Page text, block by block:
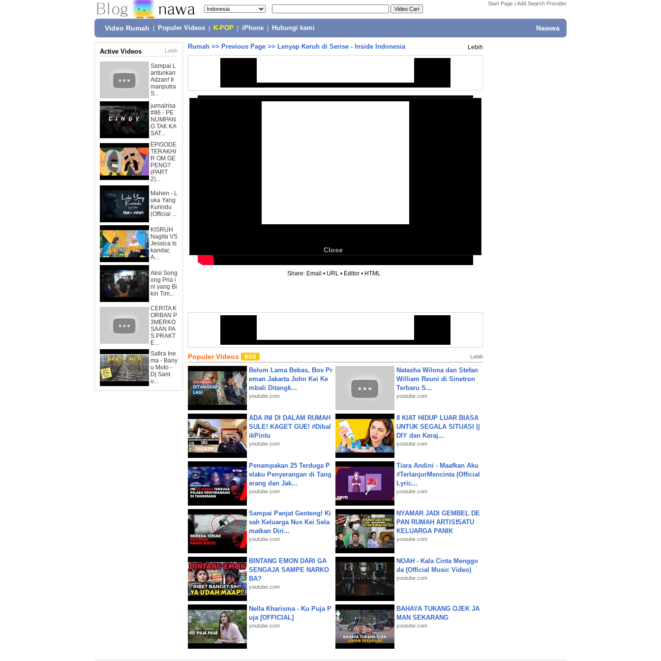
Start Page | Add Search Provider
Video Rumah Populer Videos K-POP iPhone Hubungi kami Nawwa
Active Videos Lebih
Sampai L
antunkan
Adzan! Ir
manputra
S...
jurnalrisa
#86 - PE
NUMPAN
G TAK KA
SAT...
EPISODE
TERAKHI
R OM GE
PENG?
(PART
2)...
Mahen - L
uka Yang
Kurindu
(Official ...
KISRUH
Nagita VS
Jessica Is
kandar,
A...
Aksi Song
ong Pria i
ni yang Bi
kin Tim...
CERITA K
ORBAN P
3MERKO
SAAN PA
S PRAKT
E...
Safira Ine
ma - Bany
u Moto -
Dj Sant
u...
Rumah >> Previous Page >> Lenyap Keruh di Serise - Inside Indonesia Lebih
Close
Share: Email • URL • Editor • HTML
Populer Videos Lebih
Belum Lama Bebas, Bos Pr
eman Jakarta John Kei Ke
mbali Ditangk...
youtube.com
Natasha Wilona dan Stefan
William Reuni di Sinetron
Terbaru S...
youtube.com
ADA INI DI DALAM RUMAH
SULE! KAGET GUE! #Dibal
ikPintu
youtube.com
8 KIAT HIDUP LUAR BIASA
UNTUK SEGALA SITUASI ||
DIY dan Keraj...
youtube.com
Penampakan 25 Terduga P
elaku Penyerangan di Tang
erang dan Jak...
youtube.com
Tiara Andini - Maafkan Aku
#TerlanjurMencinta (Official
Lyric...
youtube.com
Sampai Panjat Genteng! Ki
sah Keluarga Nus Kei Sela
matkan Diri...
youtube.com
NYAMAR JADI GEMBEL DE
PAN RUMAH ARTIS❗SATU
KELUARGA PANIK
youtube.com
BINTANG EMON DARI GA
SENGAJA SAMPE NARKO
BA?
youtube.com
NOAH - Kala Cinta Menggo
da (Official Music Video)
youtube.com
Nella Kharisma - Ku Puja P
uja [OFFICIAL]
youtube.com
BAHAYA TUKANG OJEK JA
MAN SEKARANG
youtube.com